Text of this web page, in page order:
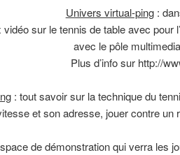
Univers virtual-ping:
sur le tennis de table avec
avec le pôle
Plus d’info sur http://
: tout savoir sur la technique du
et son adresse, jouer contre
de démonstration qui verra les